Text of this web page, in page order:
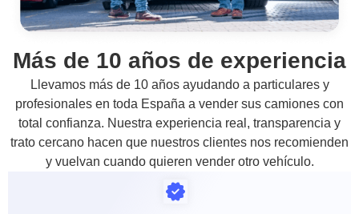
Más de 10 años de experiencia
Llevamos más de 10 años ayudando a particulares y
profesionales en toda España a vender sus camiones con
total confianza. Nuestra experiencia real, transparencia y
trato cercano hacen que nuestros clientes nos recomienden
y vuelvan cuando quieren vender otro vehículo.